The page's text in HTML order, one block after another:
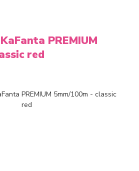
PREMIUM
red